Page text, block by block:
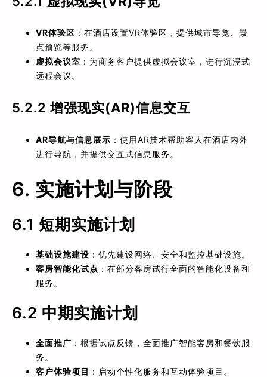
VR体验区 ：在酒店设置VR体验区，提供城市导览、景
点预览等服务。
虚拟会议室 ：为商务客户提供虚拟会议室，进行沉浸式
远程会议。
5.2.2增强现实(AR)信息交互
AR导航与信息展示 ：使用AR技术帮助客人在酒店内外
进行导航，并提供交互式信息服务。
6. 实施计划与阶段
6.1 短期实施计划
基础设施建设 ：优先建设网络、安全和监控基础设施。
客房智能化试点 ：在部分客房试行全面的智能化设备和
服务。
6.2 中期实施计划
全面推广 ：根据试点反馈，全面推广智能客房和餐饮服
务。
客户体验项目 ：启动个性化服务和互动体验项目。